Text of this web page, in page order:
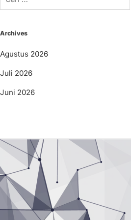
Archives
Agustus 2026
Juli 2026
Juni 2026